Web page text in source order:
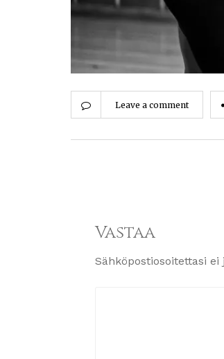
Leave a comment
Vastaa
Sähköpostiosoitettasi ei